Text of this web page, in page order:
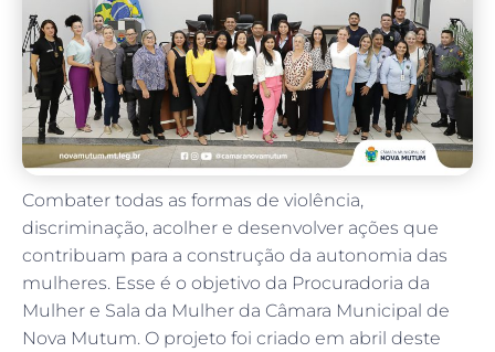
Combater todas as formas de violência,
discriminação, acolher e desenvolver ações que
contribuam para a construção da autonomia das
mulheres. Esse é o objetivo da Procuradoria da
Mulher e Sala da Mulher da Câmara Municipal de
Nova Mutum. O projeto foi criado em abril deste